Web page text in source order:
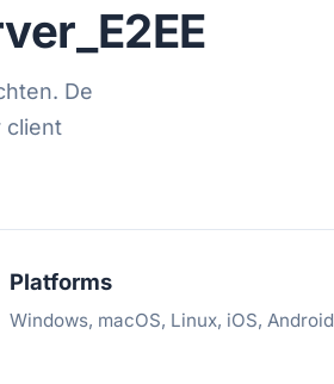
De
client
Platforms
Windows, macOS, Linux, iOS, Android